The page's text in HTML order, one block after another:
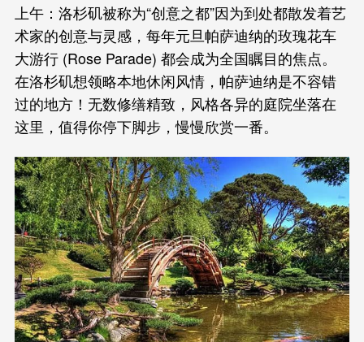
上午：洛杉矶被称为“创意之都”因为到处都散发着艺
术家的创意与灵感，每年元旦帕萨迪纳的玫瑰花车
大游行 (Rose Parade) 都会成为全国瞩目的焦点。
在洛杉矶想领略本地休闲风情，帕萨迪纳是不容错
过的地方！无数修缮精致，风格各异的庭院坐落在
这里，值得你停下脚步，慢慢欣赏一番。